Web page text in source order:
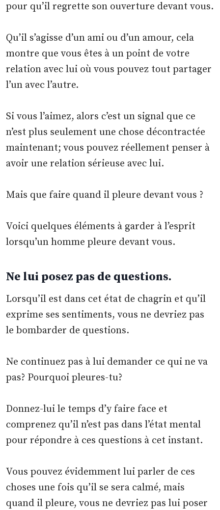
pour qu’il regrette son ouverture devant vous.
Qu’il s’agisse d’un ami ou d’un amour, cela
montre que vous êtes à un point de votre
relation avec lui où vous pouvez tout partager
l’un avec l’autre.
Si vous l’aimez, alors c’est un signal que ce
n’est plus seulement une chose décontractée
maintenant; vous pouvez réellement penser à
avoir une relation sérieuse avec lui.
Mais que faire quand il pleure devant vous ?
Voici quelques éléments à garder à l’esprit
lorsqu’un homme pleure devant vous.
Ne lui posez pas de questions.
Lorsqu’il est dans cet état de chagrin et qu’il
exprime ses sentiments, vous ne devriez pas
le bombarder de questions.
Ne continuez pas à lui demander ce qui ne va
pas? Pourquoi pleures-tu?
Donnez-lui le temps d’y faire face et
comprenez qu’il n’est pas dans l’état mental
pour répondre à ces questions à cet instant.
Vous pouvez évidemment lui parler de ces
choses une fois qu’il se sera calmé, mais
quand il pleure, vous ne devriez pas lui poser